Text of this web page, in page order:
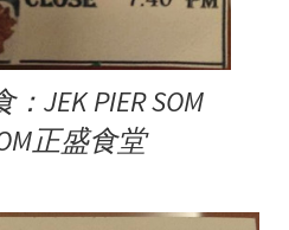
JEK PIER SOM
正盛食堂